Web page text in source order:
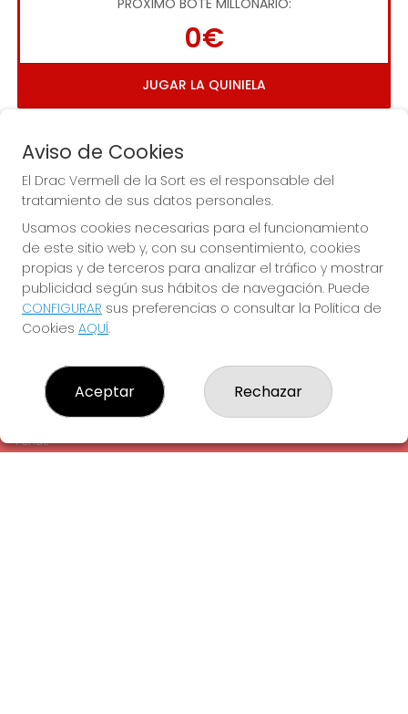
0€
JUGAR LA QUINIELA
Imagen anterior
EL DRAC VERMELL DE LA SORT
¿Quiénes somos?
Comprar lotería
Contacto
Empresas
Peñas
Aviso de Cookies
El Drac Vermell de la Sort es el responsable del
tratamiento de sus datos personales.
Usamos cookies necesarias para el funcionamiento
de este sitio web y, con su consentimiento, cookies
propias y de terceros para analizar el tráfico y mostrar
publicidad según sus hábitos de navegación. Puede
CONFIGURAR sus preferencias o consultar la Política de
Cookies AQUÍ.
Aceptar Rechazar